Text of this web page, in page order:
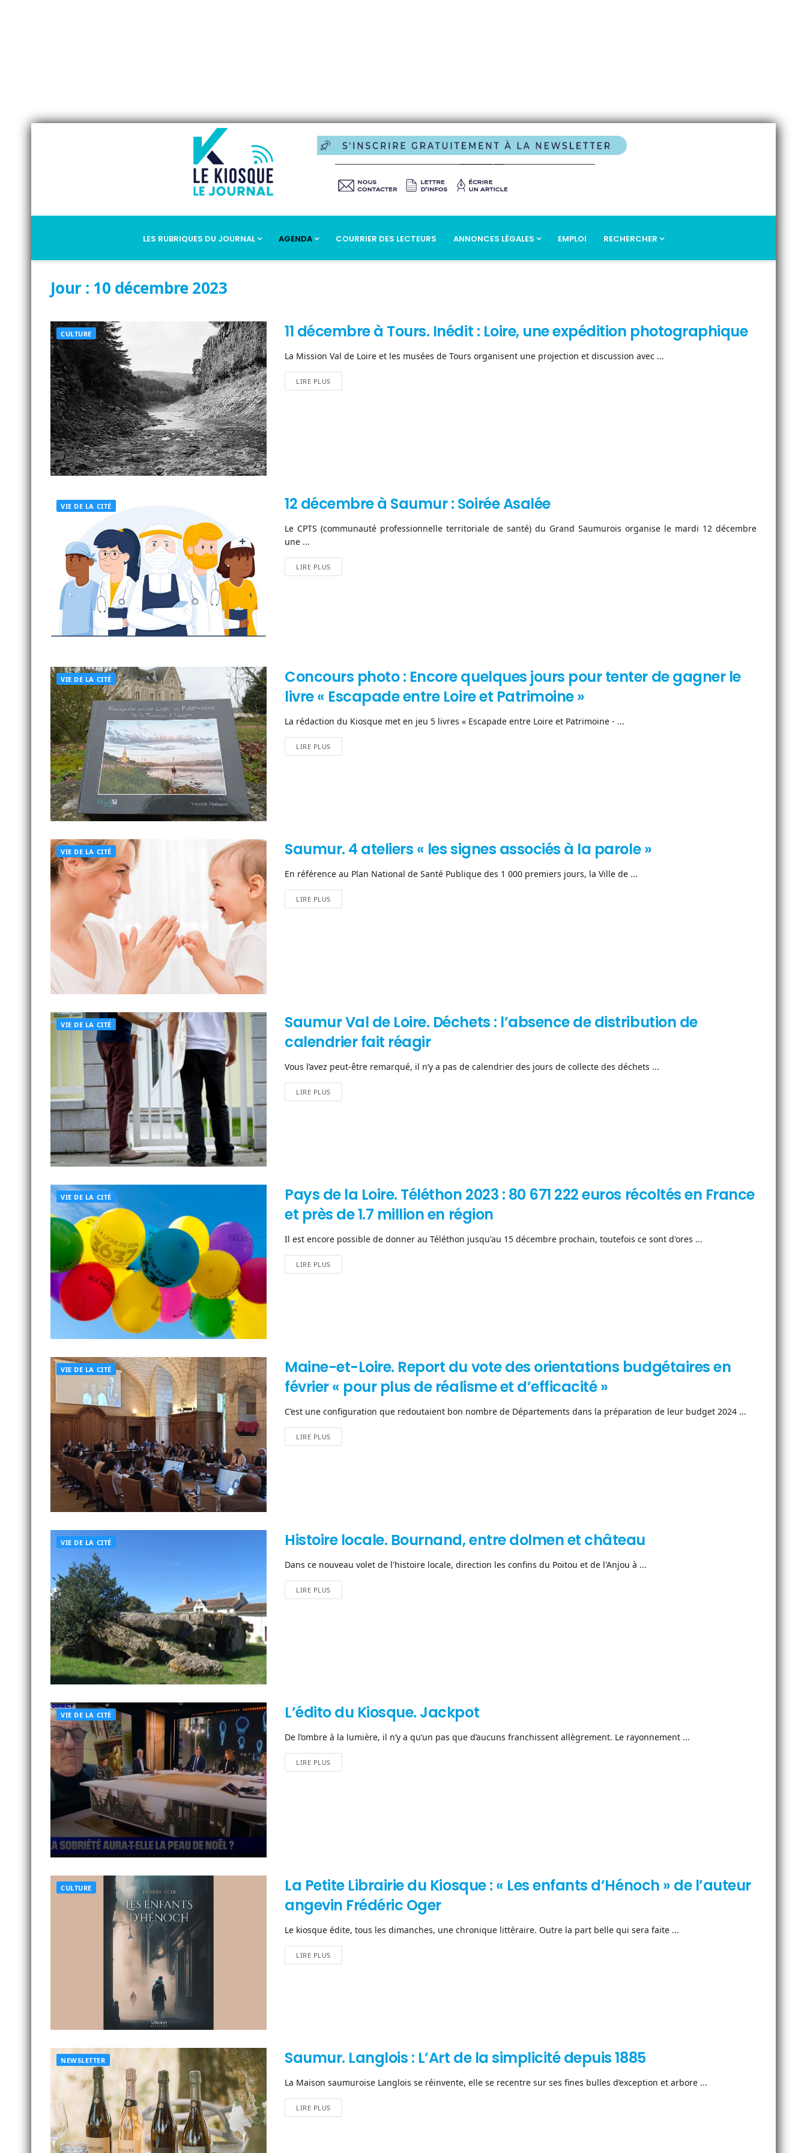
LES RUBRIQUES DU JOURNAL AGENDA COURRIER DES LECTEURS ANNONCES LÉGALES EMPLOI RECHERCHER
Jour : 10 décembre 2023
CULTURE 11 décembre à Tours. Inédit : Loire, une expédition photographique
La Mission Val de Loire et les musées de Tours organisent une projection et discussion avec ...
LIRE PLUS
VIE DE LA CITÉ 12 décembre à Saumur : Soirée Asalée
Le CPTS (communauté professionnelle territoriale de santé) du Grand Saumurois organise le mardi 12 décembre
une ...
LIRE PLUS
VIE DE LA CITÉ
Concours photo : Encore quelques jours pour tenter de gagner le
livre « Escapade entre Loire et Patrimoine »
La rédaction du Kiosque met en jeu 5 livres « Escapade entre Loire et Patrimoine - ...
LIRE PLUS
VIE DE LA CITÉ Saumur. 4 ateliers « les signes associés à la parole »
En référence au Plan National de Santé Publique des 1 000 premiers jours, la Ville de ...
LIRE PLUS
VIE DE LA CITÉ
Saumur Val de Loire. Déchets : l’absence de distribution de
calendrier fait réagir
Vous l’avez peut-être remarqué, il n’y a pas de calendrier des jours de collecte des déchets ...
LIRE PLUS
VIE DE LA CITÉ
Pays de la Loire. Téléthon 2023 : 80 671 222 euros récoltés en France
et près de 1.7 million en région
Il est encore possible de donner au Téléthon jusqu'au 15 décembre prochain, toutefois ce sont d'ores ...
LIRE PLUS
VIE DE LA CITÉ
Maine-et-Loire. Report du vote des orientations budgétaires en
février « pour plus de réalisme et d’efficacité »
C’est une configuration que redoutaient bon nombre de Départements dans la préparation de leur budget 2024 ...
LIRE PLUS
VIE DE LA CITÉ Histoire locale. Bournand, entre dolmen et château
Dans ce nouveau volet de l'histoire locale, direction les confins du Poitou et de l'Anjou à ...
LIRE PLUS
VIE DE LA CITÉ L’édito du Kiosque. Jackpot
De l’ombre à la lumière, il n’y a qu’un pas que d’aucuns franchissent allègrement. Le rayonnement ...
LIRE PLUS
CULTURE
La Petite Librairie du Kiosque : « Les enfants d’Hénoch » de l’auteur
angevin Frédéric Oger
Le kiosque édite, tous les dimanches, une chronique littéraire. Outre la part belle qui sera faite ...
LIRE PLUS
NEWSLETTER Saumur. Langlois : L’Art de la simplicité depuis 1885
La Maison saumuroise Langlois se réinvente, elle se recentre sur ses fines bulles d’exception et arbore ...
LIRE PLUS